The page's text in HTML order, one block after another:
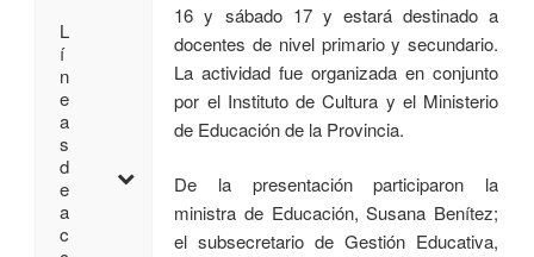
16 y sábado 17 y estará destinado a
docentes de nivel primario y secundario.
La actividad fue organizada en conjunto
por el Instituto de Cultura y el Ministerio
de Educación de la Provincia.
De la presentación participaron la
ministra de Educación, Susana Benítez;
el subsecretario de Gestión Educativa,
L
í
n
e
a
s
d
e
a
c